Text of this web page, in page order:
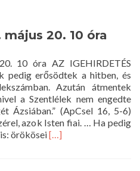
20. 10 óra
10 óra AZ IGEHIRDETÉS
pedig erősödtek a hitben, és
Azután átmentek
a Szentlélek nem engedte
Ázsiában.” (ApCsel 16, 5-6)
azok Isten fiai. … Ha pedig
örököseiRead
[…]